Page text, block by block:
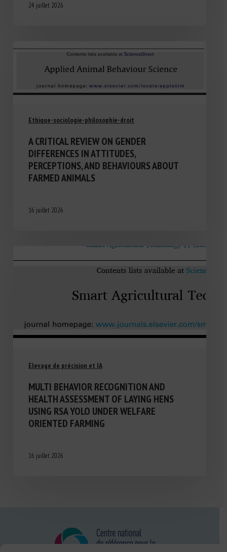
24 juillet 2026
Ethique-sociologie-philosophie-droit
A CRITICAL REVIEW ON GENDER
DIFFERENCES IN ATTITUDES,
PERCEPTIONS, AND BEHAVIOURS ABOUT
FARMED ANIMALS
16 juillet 2026
Elevage de précision et IA
MULTI BEHAVIOR RECOGNITION AND
HEALTH ASSESSMENT OF LAYING HENS
USING RSA YOLO UNDER WELFARE
ORIENTED FARMING
16 juillet 2026